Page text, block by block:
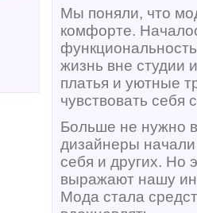
Мы поняли, что
комфорте.
жизнь вне студии
платья и уютные
чувствовать себя
Больше не нужно
дизайнеры
себя и других. Но
выражают нашу
Мода стала